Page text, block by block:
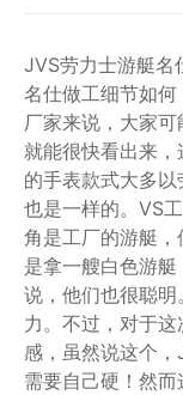
JVS劳力士游艇名
名仕做工细节如
厂家来说，大家
就能很快看出来
的手表款式大多
也是一样的。VS
角是工厂的游艇
是拿一艘白色游
说，他们也很聪
力。不过，对于
感，虽然说这个
需要自己硬！然